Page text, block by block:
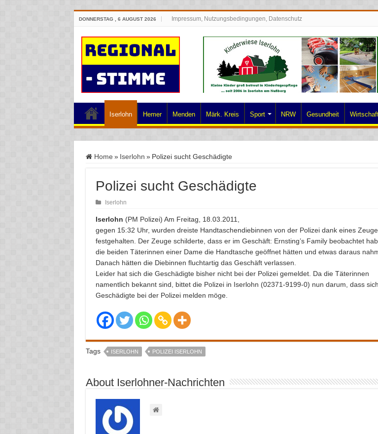
DONNERSTAG , 6 AUGUST 2026 Impressum, Nutzungsbedingungen, Datenschutz
Iserlohn Hemer Menden Märk. Kreis Sport NRW Gesundheit
Home » Iserlohn » Polizei sucht Geschädigte
Polizei sucht Geschädigte
Iserlohn
Iserlohn (PM Polizei) Am Freitag, 18.03.2011,
gegen 15:32 Uhr, wurden dreiste Handtaschendiebinnen von der Polizei dank eines
festgehalten. Der Zeuge schilderte, dass er im Geschäft: Ernsting’s Family beobachtet
die beiden Täterinnen einer Dame die Handtasche geöffnet hätten und etwas daraus
Danach hätten die Diebinnen fluchtartig das Geschäft verlassen.
Leider hat sich die Geschädigte bisher nicht bei der Polizei gemeldet. Da die Täterinnen
namentlich bekannt sind, bittet die Polizei in Iserlohn (02371-9199-0) nun darum, dass
Geschädigte bei der Polizei melden möge.
Tags ISERLOHN POLIZEI ISERLOHN
About Iserlohner-Nachrichten